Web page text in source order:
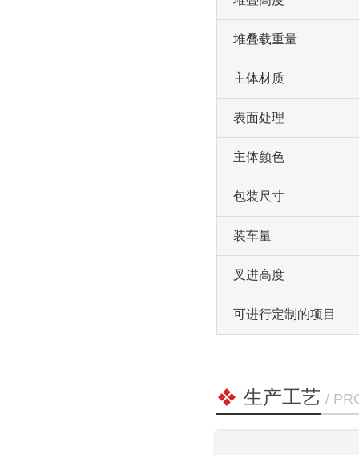
堆叠载重量
主体材质
表面处理
主体颜色
包装尺寸
装车量
叉进高度
可进行定制的项目
生产工艺 /